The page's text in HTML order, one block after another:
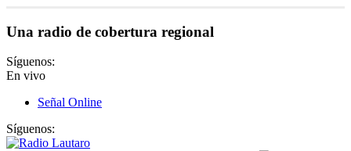
Una radio de cobertura regional
Síguenos:
En vivo
Señal Online
Síguenos: